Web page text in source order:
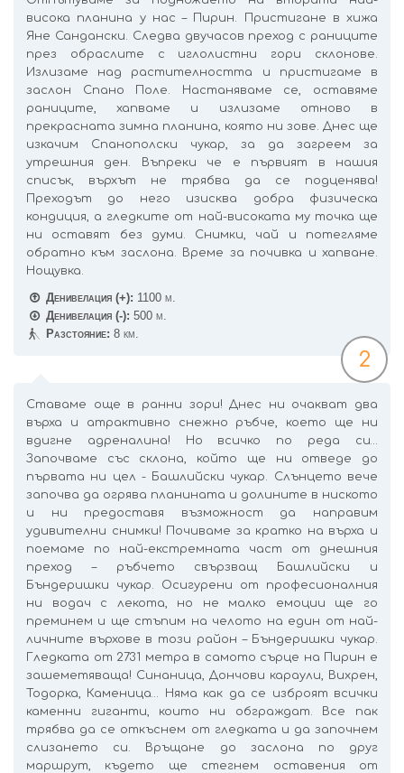
висока планина у нас – Пирин. Пристигане в хижа
Яне Сандански. Следва двучасов преход с раниците
през обраслите с иглолистни гори склонове.
Излизаме над растителността и пристигаме в
заслон Спано Поле. Настаняваме се, оставяме
раниците, хапваме и излизаме отново в
прекрасната зимна планина, която ни зове. Днес ще
изкачим Спанополски чукар, за да загреем за
утрешния ден. Въпреки че е първият в нашия
списък, върхът не трябва да се подценява!
Преходът до него изисква добра физическа
кондиция, а гледките от най-високата му точка ще
ни оставят без думи. Снимки, чай и потегляме
обратно към заслона. Време за почивка и хапване.
Нощувка.
Денивелация (+): 1100 м.
Денивелация (-): 500 м.
Разстояние: 8 км.
2
Ставаме още в ранни зори! Днес ни очакват два
върха и атрактивно снежно ръбче, което ще ни
вдигне адреналина! Но всичко по реда си…
Започваме със склона, който ще ни отведе до
първата ни цел - Башлийски чукар. Слънцето вече
започва да огрява планината и долините в ниското
и ни предоставя възможност да направим
удивителни снимки! Почиваме за кратко на върха и
поемаме по най-екстремната част от днешния
преход – ръбчето свързващ Башлийски и
Бъндеришки чукар. Осигурени от професионалния
ни водач с лекота, но не малко емоции ще го
преминем и ще стъпим на челото на един от най-
личните върхове в този район – Бъндеришки чукар.
Гледката от 2731 метра в самото сърце на Пирин е
зашеметяваща! Синаница, Дончови караули, Вихрен,
Тодорка, Каменица… Няма как да се изброят всички
каменни гиганти, които ни обграждат. Все пак
трябва да се откъснем от гледката и да започнем
слизането си. Връщане до заслона по друг
маршрут, където ще стегнем оставения от